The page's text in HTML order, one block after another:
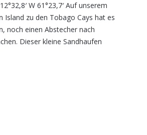
W 61°23,7′ Auf unserem
Island zu den Tobago Cays hat es
noch einen Abstecher nach
Dieser kleine Sandhaufen